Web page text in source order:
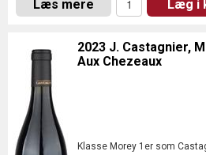
Læs mere Læg i
2023 J. Castagnier,
Aux Chezeaux
Klasse Morey 1er som